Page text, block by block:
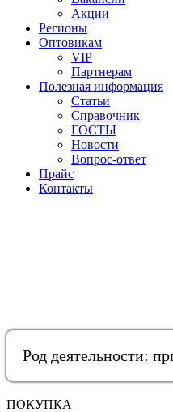
Акции
Регионы
Оптовикам
VIP
Партнерам
Полезная информация
Статьи
Справочник
ГОСТЫ
Новости
Вопрос-ответ
Прайс
Контакты
Род деятельности:
ПОКУПКА